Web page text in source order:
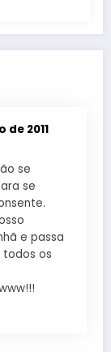
de 2011
se
se
e passa
os